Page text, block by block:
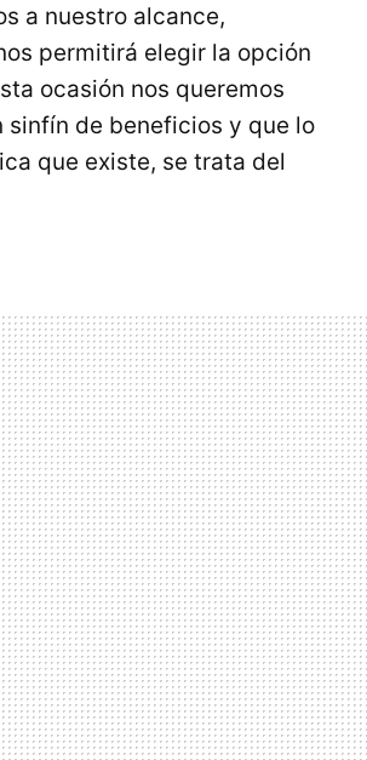
a nuestro alcance,
permitirá elegir la opción
ocasión nos queremos
sinfín de beneficios y que lo
que existe, se trata del